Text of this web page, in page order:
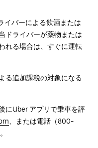
イバーによる飲酒または
ドライバーが薬物または
れる場合は、すぐに運転
る追加課税の対象になる
に⁠Uber アプリで乗車を評
、または電話（800-